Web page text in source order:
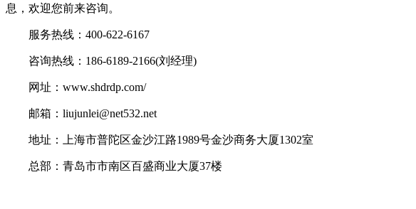
息，欢迎您前来咨询。
服务热线：400-622-6167
咨询热线：186-6189-2166(刘经理)
网址：www.shdrdp.com/
邮箱：liujunlei@net532.net
地址：上海市普陀区金沙江路1989号金沙商务大厦1302室
总部：青岛市市南区百盛商业大厦37楼